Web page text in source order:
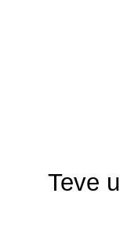
Teve